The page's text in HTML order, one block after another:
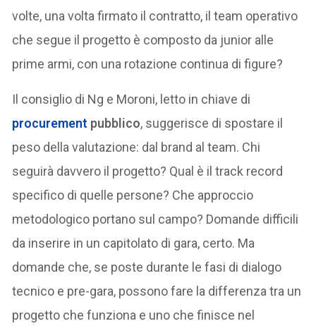
volte, una volta firmato il contratto, il team operativo
che segue il progetto è composto da junior alle
prime armi, con una rotazione continua di figure?
Il consiglio di Ng e Moroni, letto in chiave di
procurement pubblico, suggerisce di spostare il
peso della valutazione: dal brand al team. Chi
seguirà davvero il progetto? Qual è il track record
specifico di quelle persone? Che approccio
metodologico portano sul campo? Domande difficili
da inserire in un capitolato di gara, certo. Ma
domande che, se poste durante le fasi di dialogo
tecnico e pre-gara, possono fare la differenza tra un
progetto che funziona e uno che finisce nel